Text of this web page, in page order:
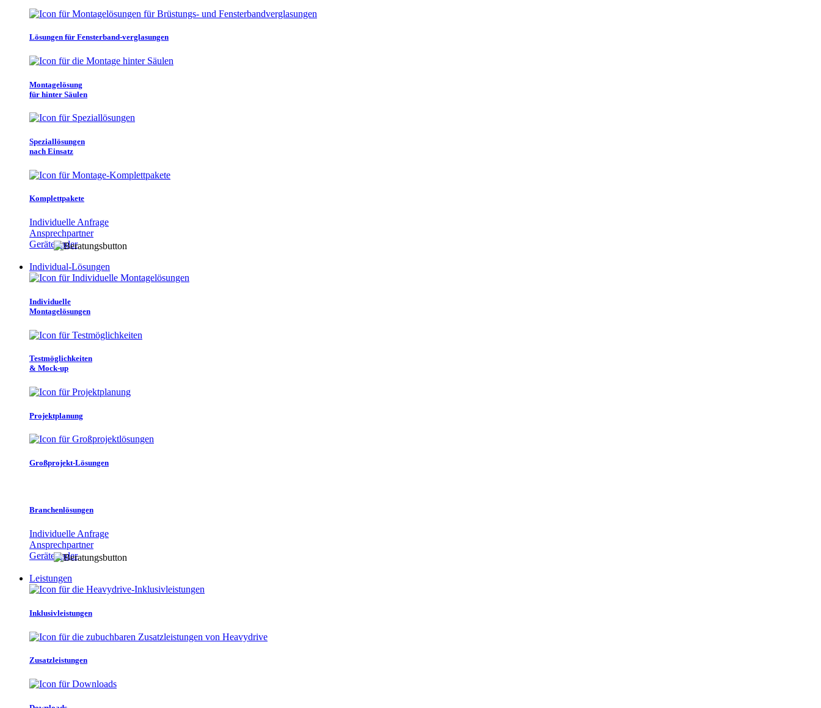
Lösungen für Fensterband-verglasungen
Montagelösung
für hinter Säulen
Speziallösungen
nach Einsatz
Komplettpakete
Individuelle Anfrage
Ansprechpartner
Gerätefinder
Individual-Lösungen
Individuelle
Montagelösungen
Testmöglichkeiten
& Mock-up
Projektplanung
Großprojekt-Lösungen
Branchenlösungen
Individuelle Anfrage
Ansprechpartner
Gerätefinder
Leistungen
Inklusivleistungen
Zusatzleistungen